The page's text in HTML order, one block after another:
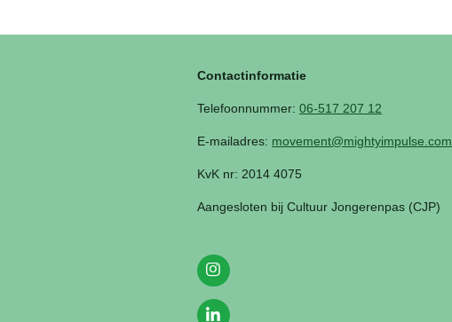
Contactinformatie
Telefoonnummer: 06-517 207 12
E-mailadres: movement@mightyimpulse.com
KvK nr: 2014 4075
Aangesloten bij Cultuur Jongerenpas (CJP)
I
n
s
t